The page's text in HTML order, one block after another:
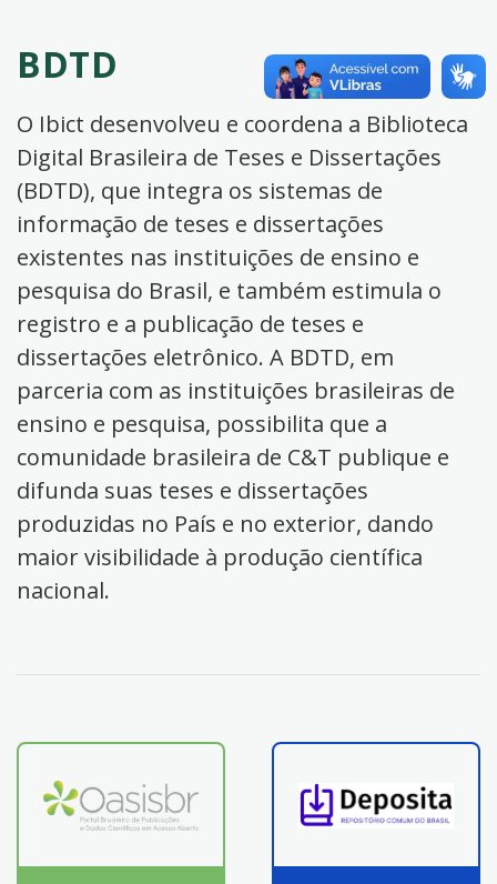
BDTD
O Ibict desenvolveu e coordena a Biblioteca
Digital Brasileira de Teses e Dissertações
(BDTD), que integra os sistemas de
informação de teses e dissertações
existentes nas instituições de ensino e
pesquisa do Brasil, e também estimula o
registro e a publicação de teses e
dissertações eletrônico. A BDTD, em
parceria com as instituições brasileiras de
ensino e pesquisa, possibilita que a
comunidade brasileira de C&T publique e
difunda suas teses e dissertações
produzidas no País e no exterior, dando
maior visibilidade à produção científica
nacional.